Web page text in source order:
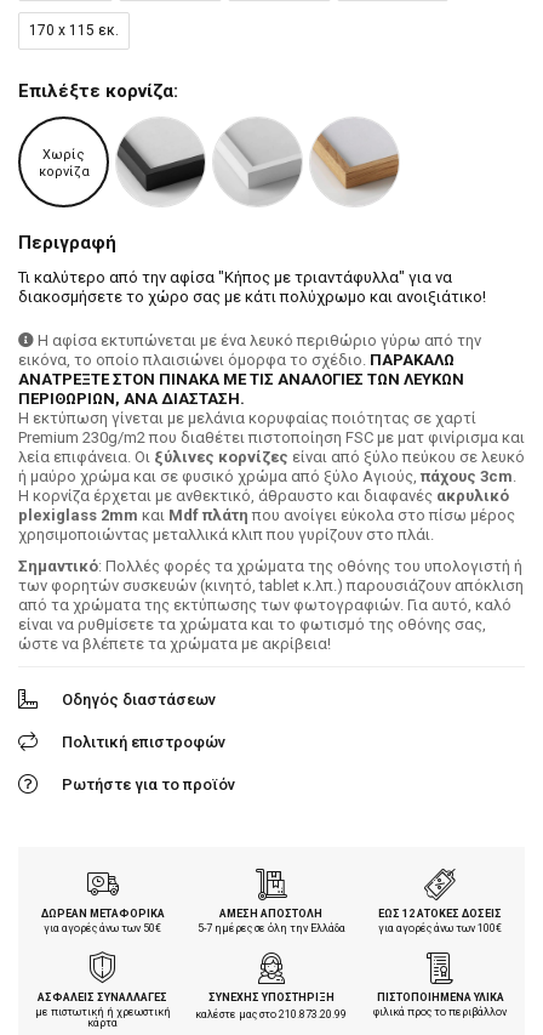
170 x 115 εκ.
Επιλέξτε κορνίζα:
Χωρίς
κορνίζα
Περιγραφή
Τι καλύτερο από την αφίσα "Κήπος με τριαντάφυλλα" για να
διακοσμήσετε το χώρο σας με κάτι πολύχρωμο και ανοιξιάτικο!
Η αφίσα εκτυπώνεται με ένα λευκό περιθώριο γύρω από την
εικόνα, το οποίο πλαισιώνει όμορφα το σχέδιο. ΠΑΡΑΚΑΛΩ
ΑΝΑΤΡΕΞΤΕ ΣΤΟΝ ΠΙΝΑΚΑ ΜΕ ΤΙΣ ΑΝΑΛΟΓΙΕΣ ΤΩΝ ΛΕΥΚΩΝ
ΠΕΡΙΘΩΡΙΩΝ, ΑΝΑ ΔΙΑΣΤΑΣΗ.
H εκτύπωση γίνεται με μελάνια κορυφαίας ποιότητας σε χαρτί
Premium 230g/m2 που διαθέτει πιστοποίηση FSC με ματ φινίρισμα και
λεία επιφάνεια. Οι ξύλινες κορνίζες είναι από ξύλο πεύκου σε λευκό
ή μαύρο χρώμα και σε φυσικό χρώμα από ξύλο Αγιούς, πάχους 3cm.
Η κορνίζα έρχεται με ανθεκτικό, άθραυστο και διαφανές ακρυλικό
plexiglass 2mm και Mdf πλάτη που ανοίγει εύκολα στο πίσω μέρος
χρησιμοποιώντας μεταλλικά κλιπ που γυρίζουν στο πλάι.
Σημαντικό: Πολλές φορές τα χρώματα της οθόνης του υπολογιστή ή
των φορητών συσκευών (κινητό, tablet κ.λπ.) παρουσιάζουν απόκλιση
από τα χρώματα της εκτύπωσης των φωτογραφιών. Για αυτό, καλό
είναι να ρυθμίσετε τα χρώματα και το φωτισμό της οθόνης σας,
ώστε να βλέπετε τα χρώματα με ακρίβεια!
Οδηγός διαστάσεων
Πολιτική επιστροφών
Ρωτήστε για το προϊόν
ΔΩΡΕΑΝ ΜΕΤΑΦΟΡΙΚΑ
για αγορές άνω των 50€
ΑΜΕΣΗ ΑΠΟΣΤΟΛΗ
5-7 ημέρες σε όλη την Ελλάδα
ΕΩΣ 12 ΑΤΟΚΕΣ ΔΟΣΕΙΣ
για αγορές άνω των 100€
ΑΣΦΑΛΕΙΣ ΣΥΝΑΛΛΑΓΕΣ
με πιστωτική ή χρεωστική
κάρτα
ΣΥΝΕΧΗΣ ΥΠΟΣΤΗΡΙΞΗ
καλέστε μας στο210.873.20.99
ΠΙΣΤΟΠΟΙΗΜΕΝΑ ΥΛΙΚΑ
φιλικά προς το περιβάλλον